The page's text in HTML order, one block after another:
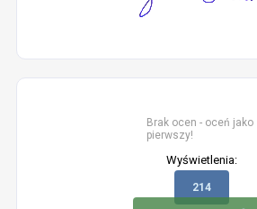
Brak ocen - oceń jako
pierwszy!
Wyświetlenia:
214